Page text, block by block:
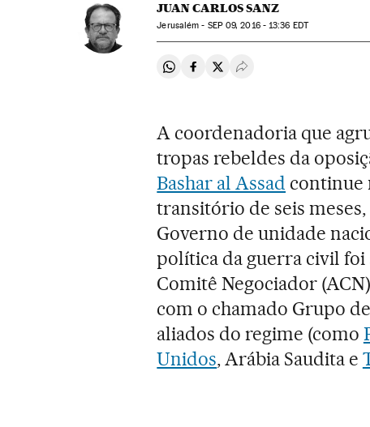
JUAN CARLOS SANZ
Jerusalém - SEP09, 2016 - 13:36 EDT
Compartir en Whatsapp
Compartir en Facebook
Compartir en Twitter
Desplegar Redes
A coordenadoria que
tropas rebeldes da
Bashar al Assad continue
transitório de seis
Governo de unidade
política da guerra civil
Comitê Negociador
com o chamado Grupo
aliados do regime (como
Unidos, Arábia Saudita e